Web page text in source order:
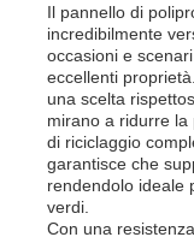
Il pannello di
incredibilmente
occasioni e
eccellenti
una scelta
mirano a ridurre la
di riciclaggio
garantisce che
rendendolo ideale
verdi.
Con una